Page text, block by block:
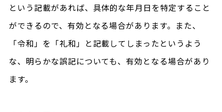
という記載があれば、具体的な年月日を特定すること
ができるので、有効となる場合があります。また、
「令和」を「礼和」と記載してしまったというよう
な、明らかな誤記についても、有効となる場合があり
ます。